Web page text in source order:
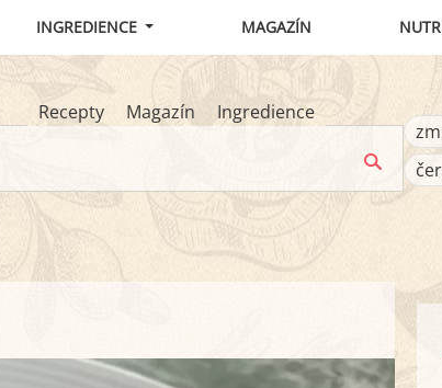
INGREDIENCE MAGAZÍN
Recepty Magazín
Ingredience